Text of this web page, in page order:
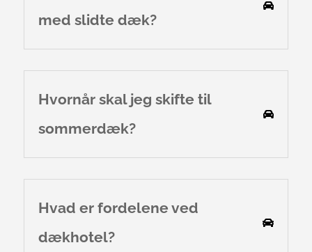
med slidte dæk?
Hvornår skal jeg skifte til
sommerdæk?
Hvad er fordelene ved
dækhotel?